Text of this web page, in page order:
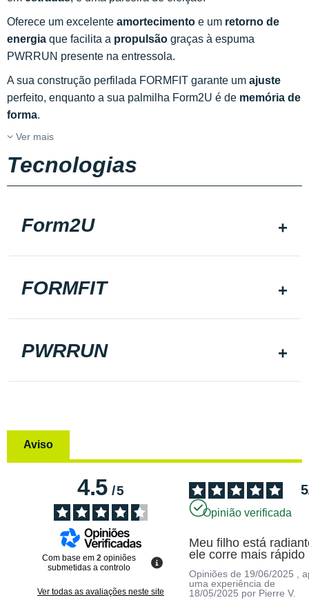
Oferece um excelente amortecimento e um retorno de
energia que facilita a propulsão graças à espuma
PWRRUN presente na entressola.
A sua construção perfilada FORMFIT garante um ajuste
perfeito, enquanto a sua palmilha Form2U é de memória de
forma.
Ver mais
Tecnologias
Form2U
FORMFIT
PWRRUN
Aviso
4.5/5
Com base em 2 opiniões
submetidas a controlo
Ver todas as avaliações neste site
5
Opinião verificada
Meu filho está
ele corre mais rápido
Opiniões de 19/06/2025
,
uma experiência de
18/05/2025 por Pierre V.